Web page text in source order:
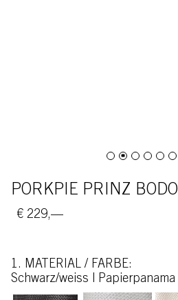
PORKPIE PRINZ BODO
€ 229,—
1. MATERIAL / FARBE:
schwarz/weiss | Papierpanama